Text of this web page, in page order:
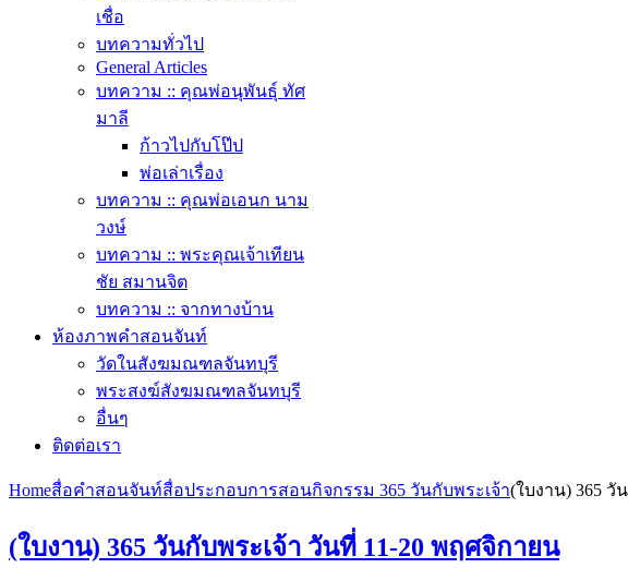
เชื่อ
บทความทั่วไป
General Articles
บทความ :: คุณพ่อนุพันธุ์ ทัศ
มาลี
ก้าวไปกับโป๊ป
พ่อเล่าเรื่อง
บทความ :: คุณพ่อเอนก นาม
วงษ์
บทความ :: พระคุณเจ้าเทียน
ชัย สมานจิต
บทความ :: จากทางบ้าน
ห้องภาพคำสอนจันท์
วัดในสังฆมณฑลจันทบุรี
พระสงฆ์สังฆมณฑลจันทบุรี
อื่นๆ
ติดต่อเรา
Homeสื่อคำสอนจันท์สื่อประกอบการสอนกิจกรรม 365 วันกับพระเจ้า(ใบงาน) 365 วั
(ใบงาน) 365 วันกับพระเจ้า วันที่ 11-20 พฤศจิกายน